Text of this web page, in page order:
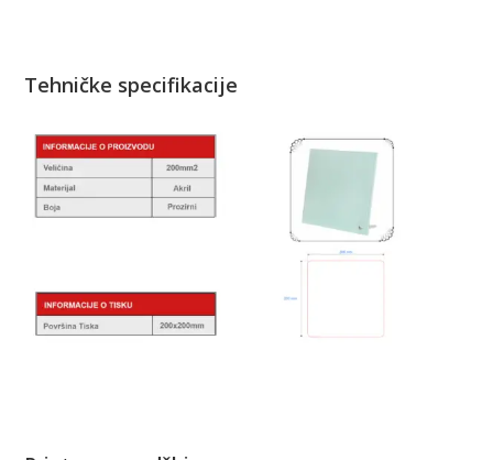
Tehničke specifikacije